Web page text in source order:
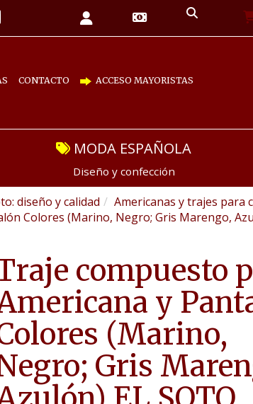
CONTACTO ACCESO MAYORISTAS
MODA ESPAÑOLA
Diseño y confección
diseño y calidad
Americanas y trajes para
Colores (Marino, Negro; Gris Marengo,
compuesto
y
(Marino,
Gris